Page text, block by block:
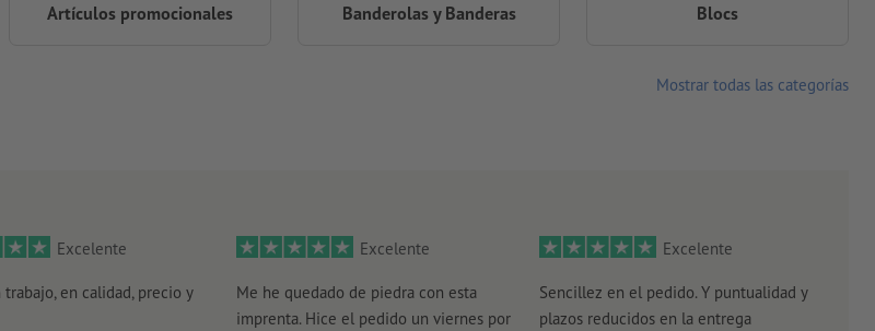
Excelente
trabajo, en calidad, precio y
Excelente
Me he quedado de piedra con esta
imprenta. Hice el pedido un viernes por
Excelente
Sencillez en el pedido. Y puntualidad y
plazos reducidos en la entrega
Artículos promocionales Banderolas y Banderas Blocs
Mostrar todas las categorías